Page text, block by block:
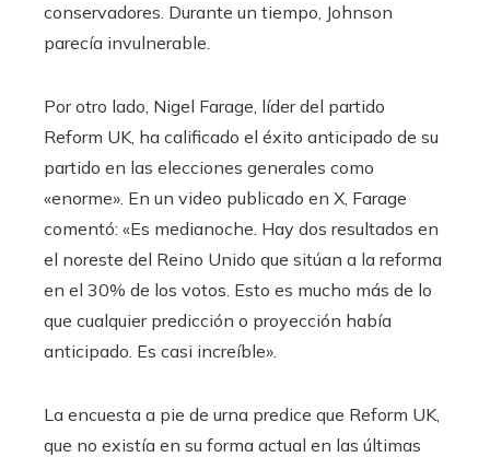
conservadores. Durante un tiempo, Johnson
parecía invulnerable.
Por otro lado, Nigel Farage, líder del partido
Reform UK, ha calificado el éxito anticipado de su
partido en las elecciones generales como
«enorme». En un video publicado en X, Farage
comentó: «Es medianoche. Hay dos resultados en
el noreste del Reino Unido que sitúan a la reforma
en el 30% de los votos. Esto es mucho más de lo
que cualquier predicción o proyección había
anticipado. Es casi increíble».
La encuesta a pie de urna predice que Reform UK,
que no existía en su forma actual en las últimas